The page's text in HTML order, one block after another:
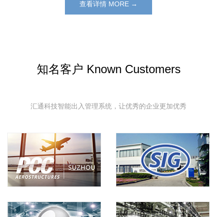
查看详情 MORE →
知名客户 Known Customers
汇通科技智能出入管理系统，让优秀的企业更加优秀